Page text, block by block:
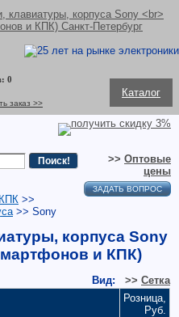
заказ >>
Каталог
>> Оптовые
цены
ЗАДАТЬ ВОПРОС
>>
>> Sony
корпуса Sony
и КПК)
Вид: >> Сетка
Розница,
Руб.